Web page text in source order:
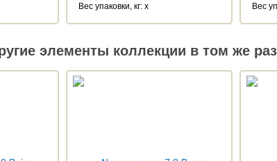
Веc упаковки, кг: x
Веc
элементы коллекции в том же